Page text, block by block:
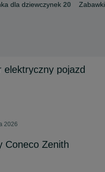
dla dziewczynek 20 Zabawki
pojazd
2026
Coneco Zenith